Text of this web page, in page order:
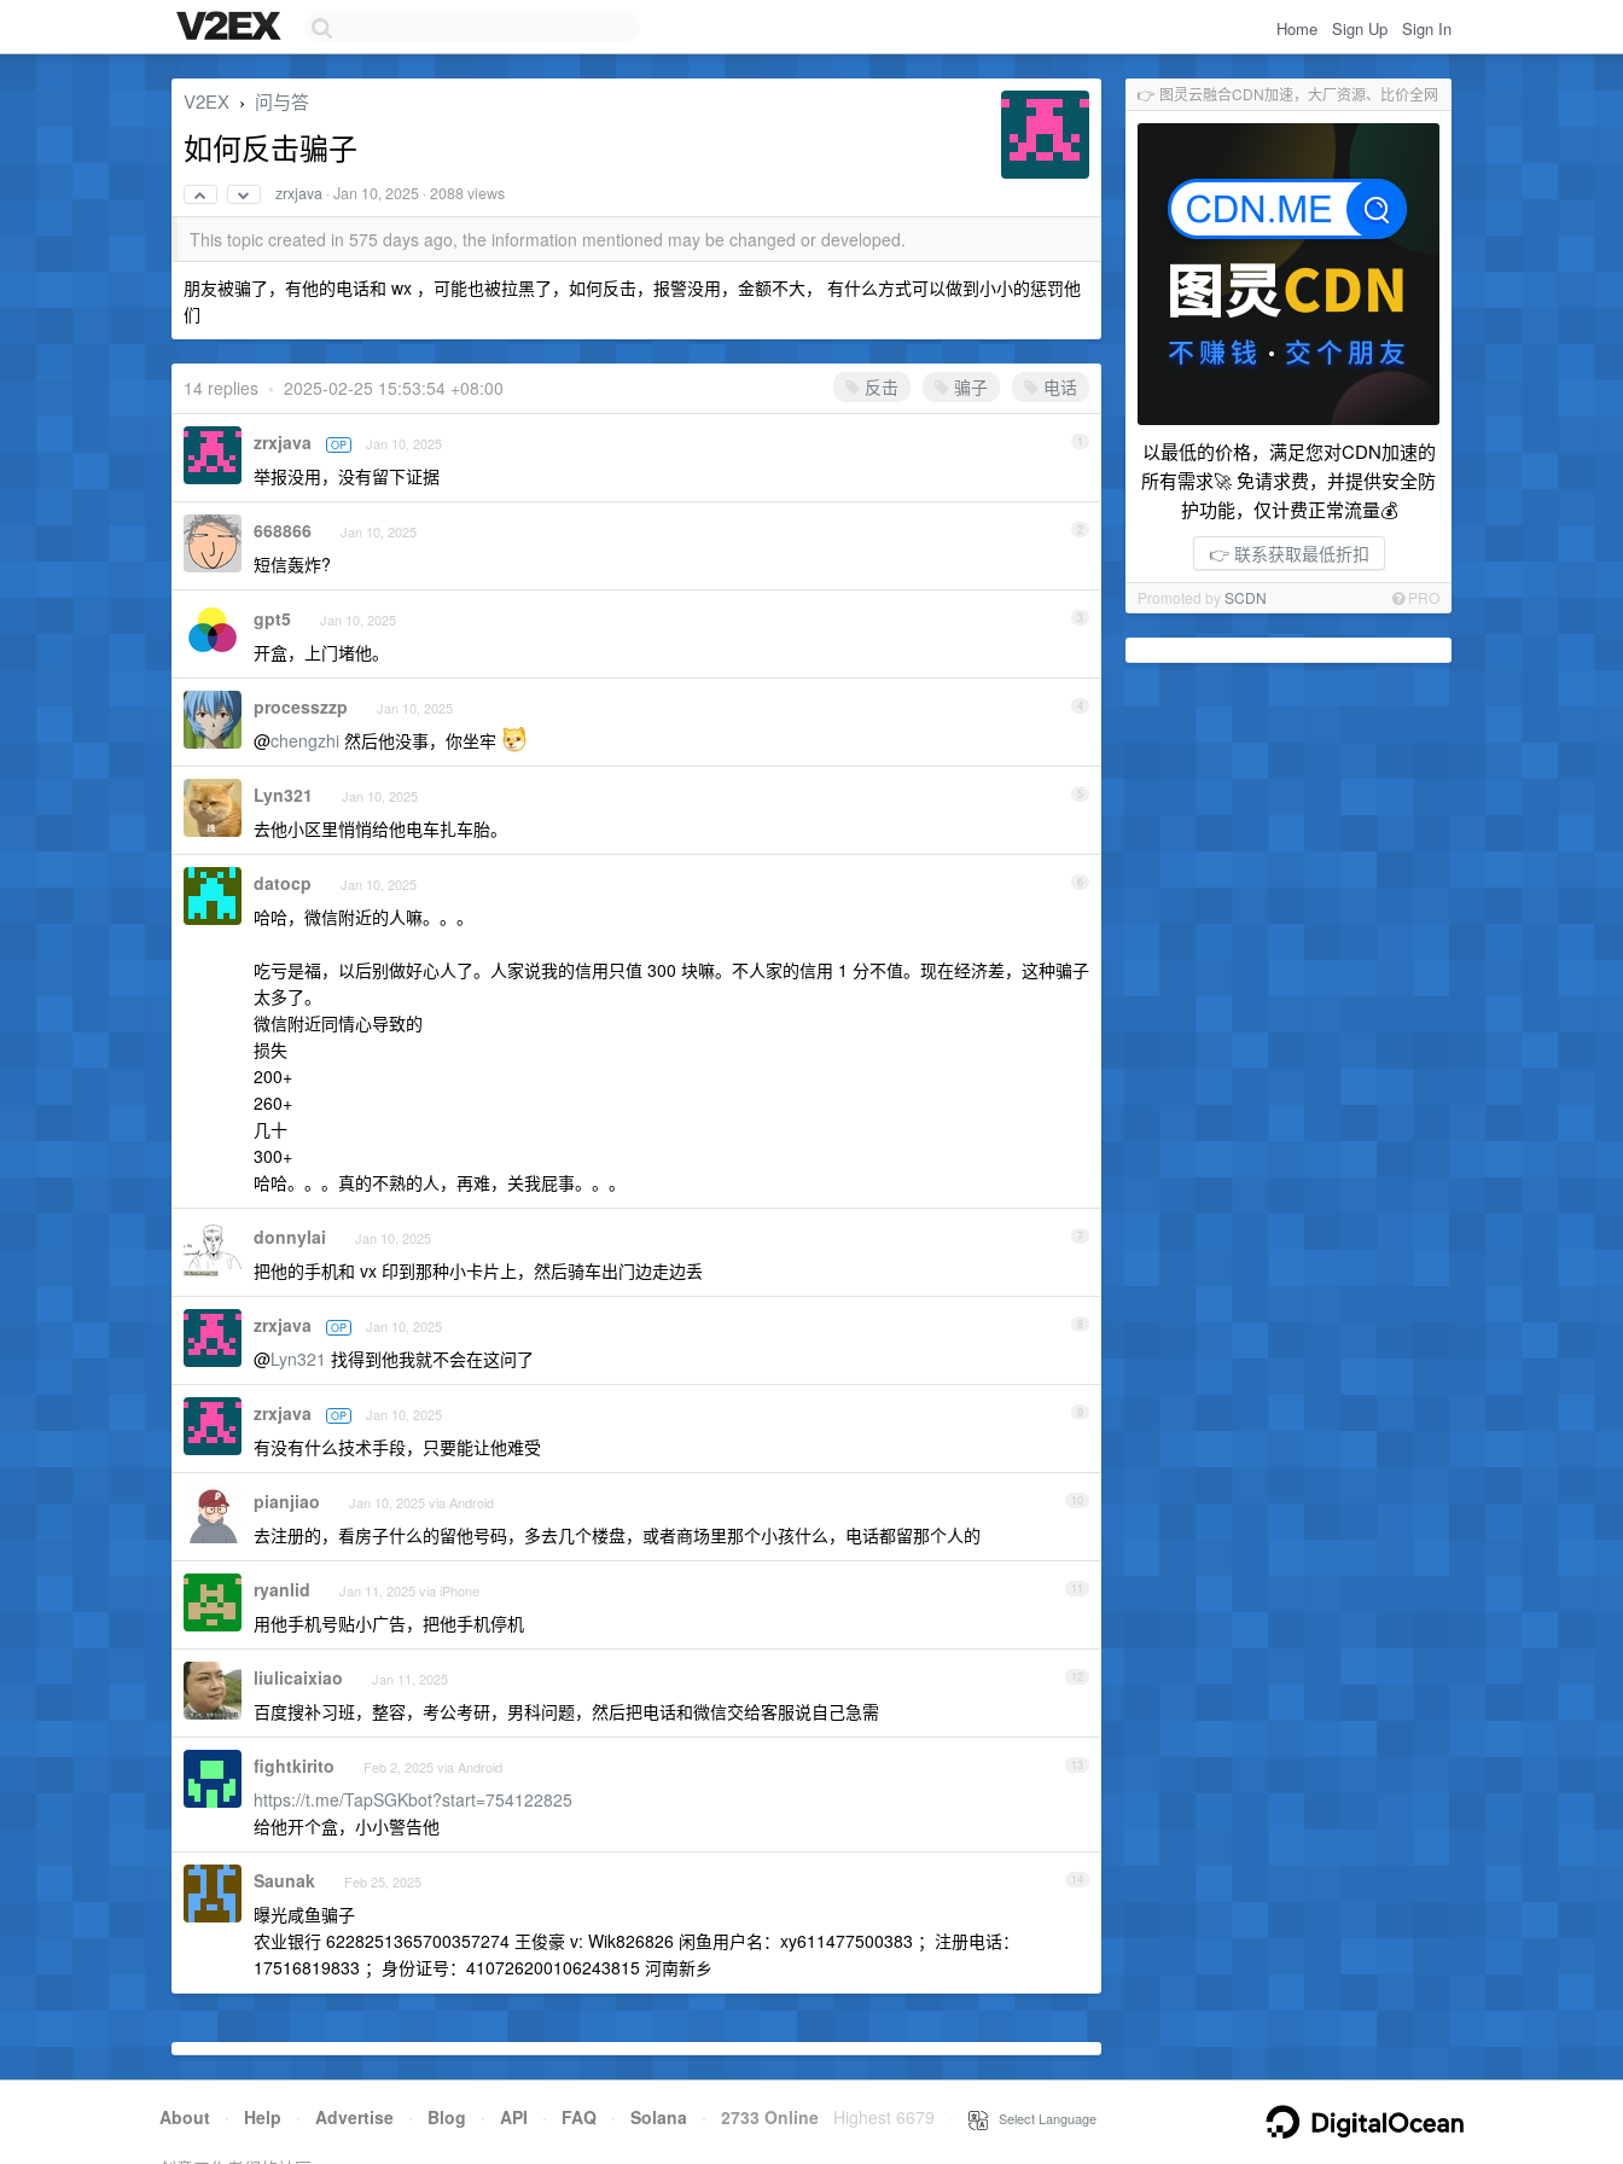
Home Sign Up Sign In
👉 图灵云融合CDN加速，大厂资源、比价全网
以最低的价格，满足您对CDN加速的
所有需求🚀 免请求费，并提供安全防
护功能，仅计费正常流量💰
👉 联系获取最低折扣
Promoted bySCDN PRO
V2EX › 问与答
如何反击骗子
zrxjava ·Jan 10, 2025 · 2088 views
This topic created in 575 days ago, the information mentioned may be changed or developed.
朋友被骗了，有他的电话和 wx ，可能也被拉黑了，如何反击，报警没用，金额不大， 有什么方式可以做到小小的惩罚他
们
反击 骗子 电话
14 replies • 2025-02-25 15:53:54 +08:00
1
zrxjava OP Jan 10, 2025
举报没用，没有留下证据
2
668866 Jan 10, 2025
短信轰炸?
3
gpt5 Jan 10, 2025
开盒，上门堵他。
4
processzzp Jan 10, 2025
@chengzhi 然后他没事，你坐牢
5
Lyn321 Jan 10, 2025
去他小区里悄悄给他电车扎车胎。
6
datocp Jan 10, 2025
哈哈，微信附近的人嘛。。。
吃亏是福，以后别做好心人了。人家说我的信用只值 300 块嘛。不人家的信用 1 分不值。现在经济差，这种骗子
太多了。
微信附近同情心导致的
损失
200+
260+
几十
300+
哈哈。。。真的不熟的人，再难，关我屁事。。。
7
donnylai Jan 10, 2025
把他的手机和 vx 印到那种小卡片上，然后骑车出门边走边丢
8
zrxjava OP Jan 10, 2025
@Lyn321 找得到他我就不会在这问了
9
zrxjava OP Jan 10, 2025
有没有什么技术手段，只要能让他难受
10
pianjiao Jan 10, 2025 via Android
去注册的，看房子什么的留他号码，多去几个楼盘，或者商场里那个小孩什么，电话都留那个人的
11
ryanlid Jan 11, 2025 via iPhone
用他手机号贴小广告，把他手机停机
12
liulicaixiao Jan 11, 2025
百度搜补习班，整容，考公考研，男科问题，然后把电话和微信交给客服说自己急需
13
fightkirito Feb 2, 2025 via Android
https://t.me/TapSGKbot?start=754122825
给他开个盒，小小警告他
14
Saunak Feb 25, 2025
曝光咸鱼骗子
农业银行 6228251365700357274 王俊豪 v: Wik826826 闲鱼用户名：xy611477500383 ；注册电话：
17516819833 ；身份证号：410726200106243815 河南新乡
About · Help · Advertise · Blog · API · FAQ · Solana · 2733 Online Highest 6679 Select Language